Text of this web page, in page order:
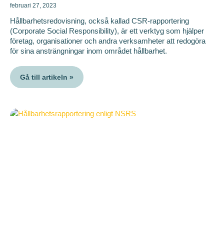
februari 27, 2023
Hållbarhetsredovisning, också kallad CSR-rapportering
(Corporate Social Responsibility), är ett verktyg som hjälper
företag, organisationer och andra verksamheter att redogöra
för sina ansträngningar inom området hållbarhet.
Gå till artikeln »